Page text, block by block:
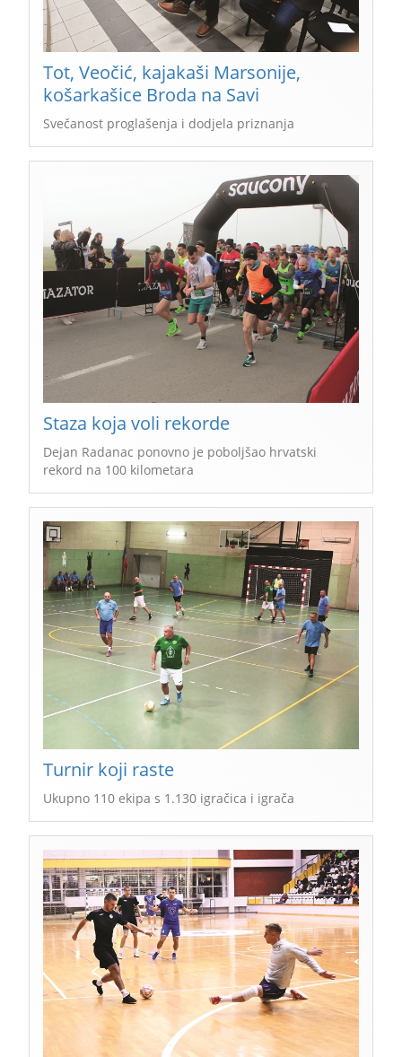
Tot, Veočić, kajakaši Marsonije,
košarkašice Broda na Savi
Svečanost proglašenja i dodjela priznanja
Staza koja voli rekorde
Dejan Radanac ponovno je poboljšao hrvatski
rekord na 100 kilometara
Turnir koji raste
Ukupno 110 ekipa s 1.130 igračica i igrača